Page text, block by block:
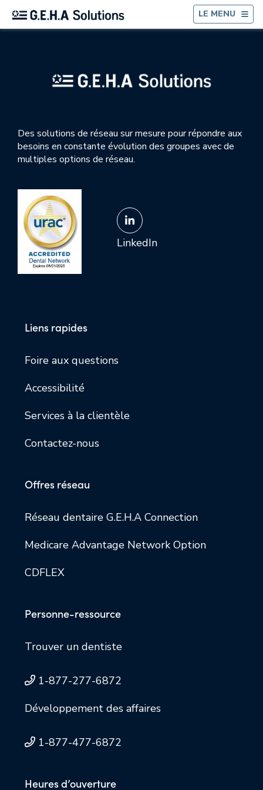
LE MENU
Des solutions de réseau sur mesure pour répondre aux
besoins en constante évolution des groupes avec de
multiples options de réseau.
LinkedIn
Liens rapides
Foire aux questions
Accessibilité
Services à la clientèle
Contactez-nous
Offres réseau
Réseau dentaire G.E.H.A Connection
Medicare Advantage Network Option
CDFLEX
Personne-ressource
Trouver un dentiste
1-877-277-6872
Développement des affaires
1-877-477-6872
Heures d’ouverture